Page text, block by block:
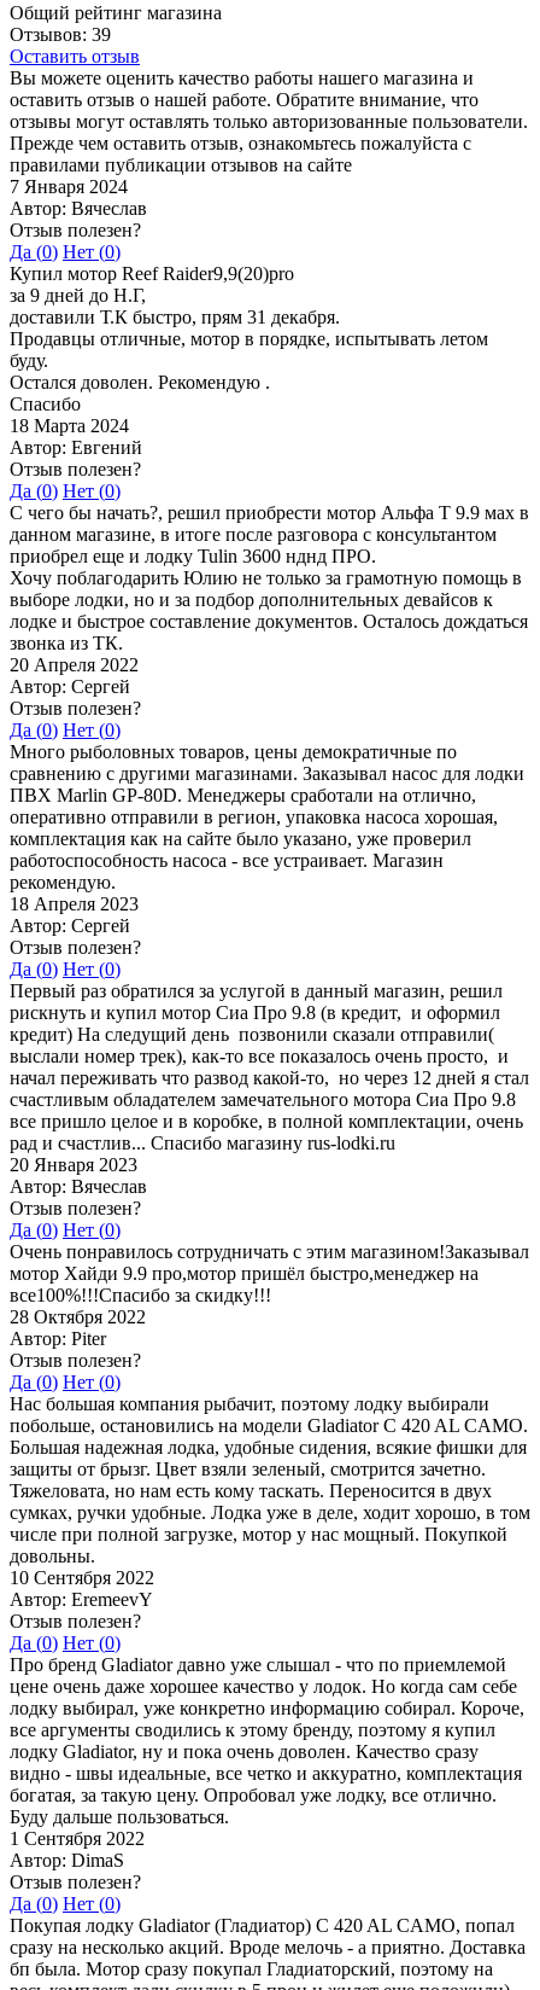
Общий рейтинг магазина
Отзывов: 39
Оставить отзыв
Вы можете оценить качество работы нашего магазина и
оставить отзыв о нашей работе. Обратите внимание, что
отзывы могут оставлять только авторизованные пользователи.
Прежде чем оставить отзыв, ознакомьтесь пожалуйста с
правилами публикации отзывов на сайте
7 Января 2024
Автор: Вячеслав
Отзыв полезен?
Да (0) Нет (0)
Купил мотор Reef Raider9,9(20)pro
за 9 дней до Н.Г,
доставили Т.К быстро, прям 31 декабря.
Продавцы отличные, мотор в порядке, испытывать летом
буду.
Остался доволен. Рекомендую .
Спасибо
18 Марта 2024
Автор: Евгений
Отзыв полезен?
Да (0) Нет (0)
С чего бы начать?, решил приобрести мотор Альфа Т 9.9 мах в
данном магазине, в итоге после разговора с консультантом
приобрел еще и лодку Tulin 3600 нднд ПРО.
Хочу поблагодарить Юлию не только за грамотную помощь в
выборе лодки, но и за подбор дополнительных девайсов к
лодке и быстрое составление документов. Осталось дождаться
звонка из ТК.
20 Апреля 2022
Автор: Сергей
Отзыв полезен?
Да (0) Нет (0)
Много рыболовных товаров, цены демократичные по
сравнению с другими магазинами. Заказывал насос для лодки
ПВХ Marlin GP-80D. Менеджеры сработали на отлично,
оперативно отправили в регион, упаковка насоса хорошая,
комплектация как на сайте было указано, уже проверил
работоспособность насоса - все устраивает. Магазин
рекомендую.
18 Апреля 2023
Автор: Сергей
Отзыв полезен?
Да (0) Нет (0)
Первый раз обратился за услугой в данный магазин, решил
рискнуть и купил мотор Сиа Про 9.8 (в кредит, и оформил
кредит) На следущий день позвонили сказали отправили(
выслали номер трек), как-то все показалось очень просто, и
начал переживать что развод какой-то, но через 12 дней я стал
счастливым обладателем замечательного мотора Сиа Про 9.8
все пришло целое и в коробке, в полной комплектации, очень
рад и счастлив... Спасибо магазину rus-lodki.ru
20 Января 2023
Автор: Вячеслав
Отзыв полезен?
Да (0) Нет (0)
Очень понравилось сотрудничать с этим магазином!Заказывал
мотор Хайди 9.9 про,мотор пришёл быстро,менеджер на
все100%!!!Спасибо за скидку!!!
28 Октября 2022
Автор: Piter
Отзыв полезен?
Да (0) Нет (0)
Нас большая компания рыбачит, поэтому лодку выбирали
побольше, остановились на модели Gladiator C 420 AL CAMO.
Большая надежная лодка, удобные сидения, всякие фишки для
защиты от брызг. Цвет взяли зеленый, смотрится зачетно.
Тяжеловата, но нам есть кому таскать. Переносится в двух
сумках, ручки удобные. Лодка уже в деле, ходит хорошо, в том
числе при полной загрузке, мотор у нас мощный. Покупкой
довольны.
10 Сентября 2022
Автор: EremeevY
Отзыв полезен?
Да (0) Нет (0)
Про бренд Gladiator давно уже слышал - что по приемлемой
цене очень даже хорошее качество у лодок. Но когда сам себе
лодку выбирал, уже конкретно информацию собирал. Короче,
все аргументы сводились к этому бренду, поэтому я купил
лодку Gladiator, ну и пока очень доволен. Качество сразу
видно - швы идеальные, все четко и аккуратно, комплектация
богатая, за такую цену. Опробовал уже лодку, все отлично.
Буду дальше пользоваться.
1 Сентября 2022
Автор: DimaS
Отзыв полезен?
Да (0) Нет (0)
Покупая лодку Gladiator (Гладиатор) C 420 AL CAMO, попал
сразу на несколько акций. Вроде мелочь - а приятно. Доставка
бп была. Мотор сразу покупал Гладиаторский, поэтому на